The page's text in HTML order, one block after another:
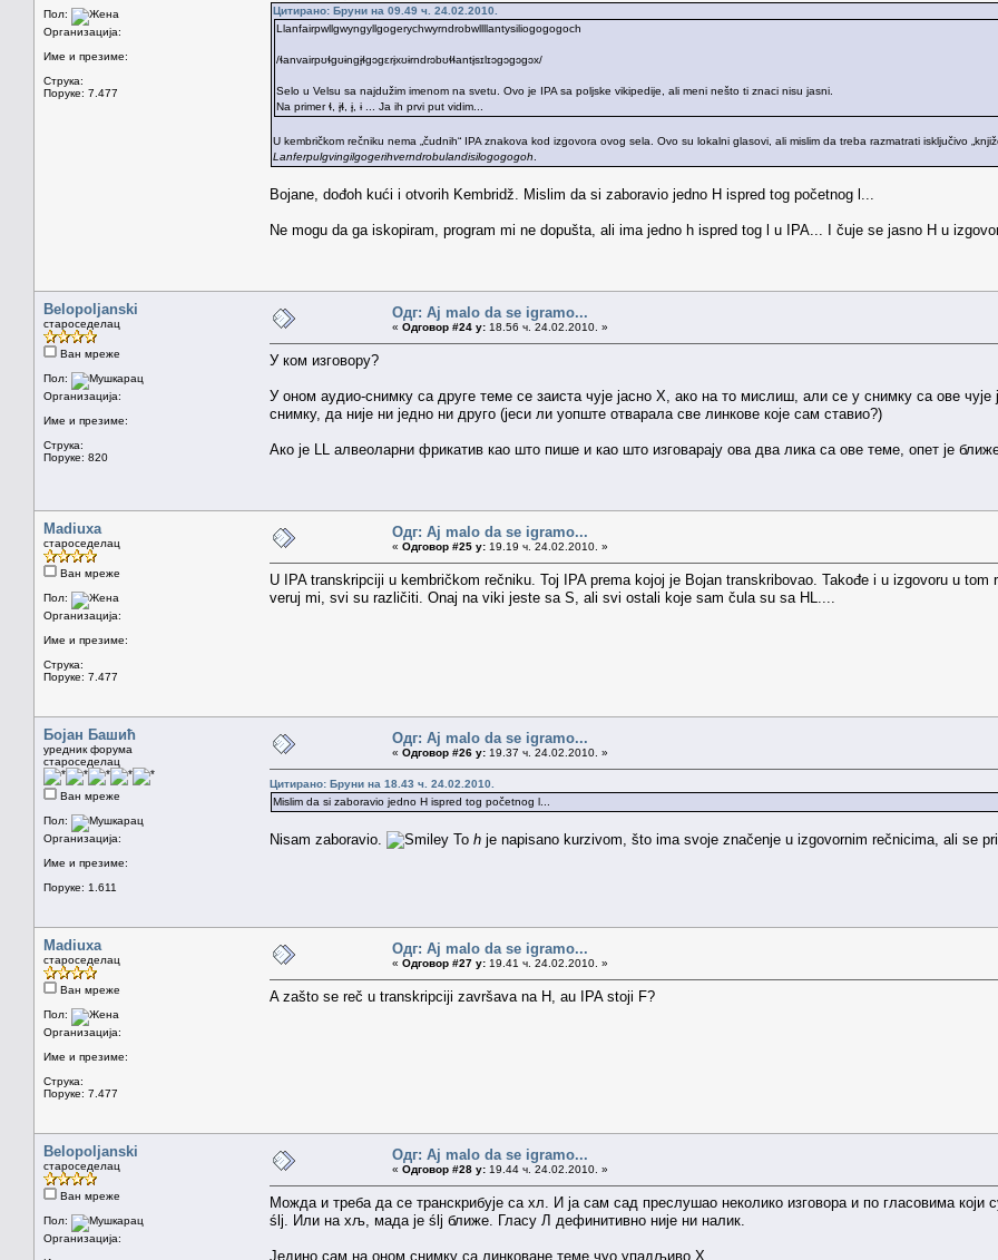
Пол:
Организација:
Име и презиме:
Струка:
Поруке: 7.477
Цитирано: Бруни на 09.49 ч. 24.02.2010.
Llanfairpwllgwyngyllgogerychwyrndrobwllllantysiliogogogoch
/ɬanvairpʊɬgʊɨngɨ̞ɬgɔgɛrɨ̞xʊɨrndrɔbʊɬɬantɨ̞sɪlɪɔgɔgɔgɔx/
Selo u Velsu sa najdužim imenom na svetu. Ovo je IPA sa poljske vikipedije, ali meni nešto ti znaci nisu jasni.
Na primer ɬ, ɨ̞ɬ, ɨ̞, ɨ ... Ja ih prvi put vidim...
U kembričkom rečniku nema „čudnih“ IPA znakova kod izgovora ovog sela. Ovo su lokalni glasovi, ali mislim da treba razmatrati isključivo
Lanferpulgvingilgogerihverndrobulandisilogogogoh
Bojane, dođoh kući i otvorih Kembridž. Mislim da si zaboravio jedno H ispred tog početnog l...
Ne mogu da ga iskopiram, program mi ne dopušta, ali ima jedno h ispred tog l u IPA... I čuje se jasno H u
Belopoljanski
староседелац
Ван мреже
Пол:
Организација:
Име и презиме:
Струка:
Поруке: 820
Одг: Aj malo da se igramo...
« Одговор #24 у: 18.56 ч. 24.02.2010. »
У ком изговору?
У оном аудио-снимку са друге теме се заиста чује јасно Х, ако на то мислиш, али се у снимку са ове чује
снимку, да није ни једно ни друго (јеси ли уопште отварала све линкове које сам ставио?)
Ако је LL алвеоларни фрикатив као што пише и као што изговарају ова два лика са ове теме, опет је
Madiuxa
староседелац
Ван мреже
Пол:
Организација:
Име и презиме:
Струка:
Поруке: 7.477
Одг: Aj malo da se igramo...
« Одговор #25 у: 19.19 ч. 24.02.2010. »
U IPA transkripciji u kembričkom rečniku. Toj IPA prema kojoj je Bojan transkribovao. Takođe i u izgovoru u
veruj mi, svi su različiti. Onaj na viki jeste sa S, ali svi ostali koje sam čula su sa HL....
Бојан Башић
уредник форума
староседелац
Ван мреже
Пол:
Организација:
Име и презиме:
Поруке: 1.611
Одг: Aj malo da se igramo...
« Одговор #26 у: 19.37 ч. 24.02.2010. »
Цитирано: Бруни на 18.43 ч. 24.02.2010.
Mislim da si zaboravio jedno H ispred tog početnog l...
Nisam zaboravio. To h je napisano kurzivom, što ima svoje značenje u izgovornim rečnicima, ali se
Madiuxa
староседелац
Ван мреже
Пол:
Организација:
Име и презиме:
Струка:
Поруке: 7.477
Одг: Aj malo da se igramo...
« Одговор #27 у: 19.41 ч. 24.02.2010. »
A zašto se reč u transkripciji završava na H, au IPA stoji F?
Belopoljanski
староседелац
Ван мреже
Пол:
Организација:
Одг: Aj malo da se igramo...
« Одговор #28 у: 19.44 ч. 24.02.2010. »
Можда и треба да се транскрибује са хл. И ја сам сад преслушао неколико изговора и по гласовима
ślj. Или на хљ, мада је ślj ближе. Гласу Л дефинитивно није ни налик.
Једино сам на оном снимку са линковане теме чуо упадљиво Х.